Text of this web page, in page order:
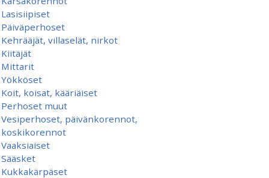
Lasisiipiset
Päiväperhoset
Kehrääjät, villaselät, nirkot
Kiitäjät
Mittarit
Yökköset
Koit, koisat, kääriäiset
Perhoset muut
Vesiperhoset, päivänkorennot,
koskikorennot
Vaaksiaiset
Sääsket
Kukkakärpäset